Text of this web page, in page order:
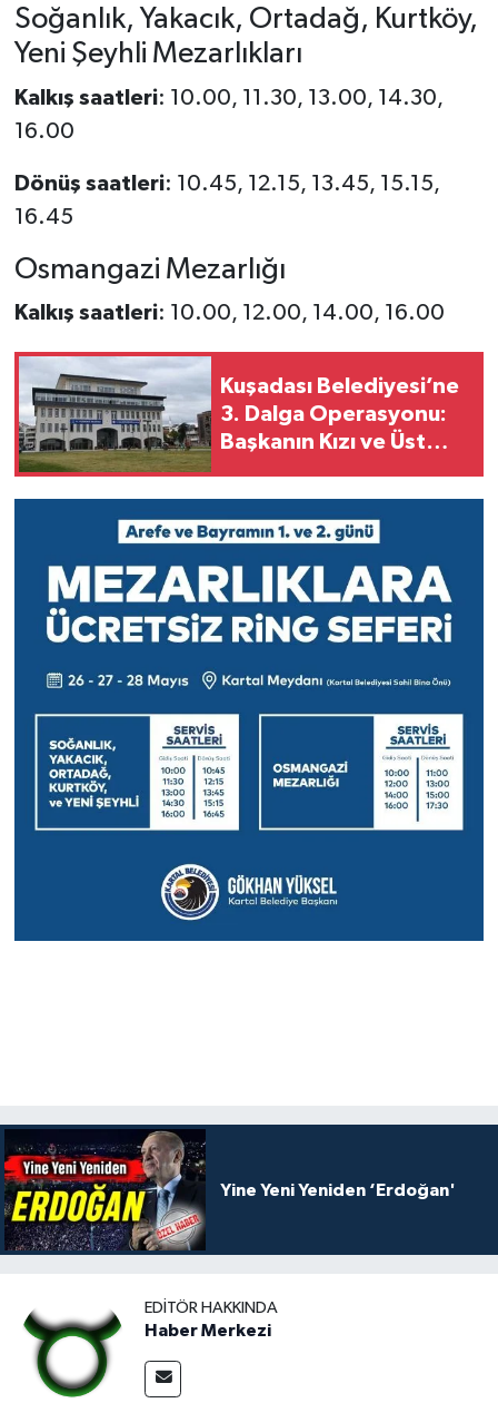
Soğanlık, Yakacık, Ortadağ, Kurtköy,
Yeni Şeyhli Mezarlıkları
Kalkış saatleri: 10.00, 11.30, 13.00, 14.30,
16.00
Dönüş saatleri: 10.45, 12.15, 13.45, 15.15,
16.45
Osmangazi Mezarlığı
Kalkış saatleri: 10.00, 12.00, 14.00, 16.00
Kuşadası Belediyesi’ne
3. Dalga Operasyonu:
Başkanın Kızı ve Üst
Gözaltında
Yine Yeni Yeniden ‘Erdoğan'
EDITÖR HAKKINDA
Haber Merkezi